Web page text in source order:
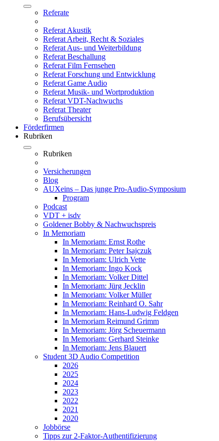
Referate
Referat Akustik
Referat Arbeit, Recht & Soziales
Referat Aus- und Weiterbildung
Referat Beschallung
Referat Film Fernsehen
Referat Forschung und Entwicklung
Referat Game Audio
Referat Musik- und Wortproduktion
Referat VDT-Nachwuchs
Referat Theater
Berufsübersicht
Förderfirmen
Rubriken
Rubriken
Versicherungen
Blog
AUXeins – Das junge Pro-Audio-Symposium
Program
Podcast
VDT + isdv
Goldener Bobby & Nachwuchspreis
In Memoriam
In Memoriam: Ernst Rothe
In Memoriam: Peter Isajczuk
In Memoriam: Ulrich Vette
In Memoriam: Ingo Kock
In Memoriam: Volker Dittel
In Memoriam: Jürg Jecklin
In Memoriam: Volker Müller
In Memoriam: Reinhard O. Sahr
In Memoriam: Hans-Ludwig Feldgen
In Memoriam Reimund Grimm
In Memoriam: Jörg Scheuermann
In Memoriam: Gerhard Steinke
In Memoriam: Jens Blauert
Student 3D Audio Competition
2026
2025
2024
2023
2022
2021
2020
Jobbörse
Tipps zur 2-Faktor-Authentifizierung